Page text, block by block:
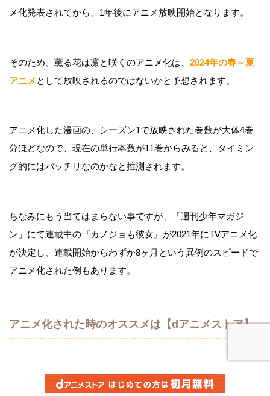
メ化発表されてから、1年後にアニメ放映開始となります。
そのため、薫る花は凛と咲くのアニメ化は、 2024年の春～夏
アニメ として放映されるのではないかと予想されます。
アニメ化した漫画の、シーズン1で放映された巻数が大体4巻
分ほどなので、現在の単行本数が11巻からみると、タイミン
グ的にはバッチリなのかなと推測されます。
ちなみにもう当てはまらない事ですが、「週刊少年マガジ
ン」にて連載中の『カノジョも彼女』が2021年にTVアニメ化
が決定し、連載開始からわずか8ヶ月という異例のスピードで
アニメ化された例もあります。
アニメ化された時のオススメは【dアニメストア】